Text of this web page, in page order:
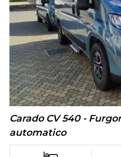
Carado CV 540 -
automatico